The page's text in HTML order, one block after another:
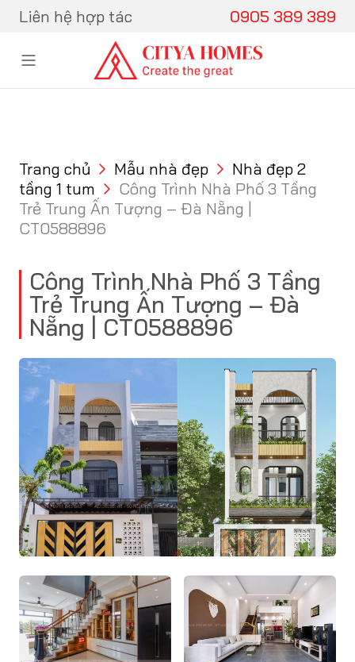
Skip to content
Liên hệ hợp tác 0905 389 389
Trang chủ Mẫu nhà đẹp
Nhà đẹp 2
tầng 1 tum
Công Trình Nhà Phố 3 Tầng
Trẻ Trung Ấn Tượng – Đà Nẵng |
CT0588896
Công Trình Nhà Phố 3 Tầng
Trẻ Trung Ấn Tượng – Đà
Nẵng | CT0588896